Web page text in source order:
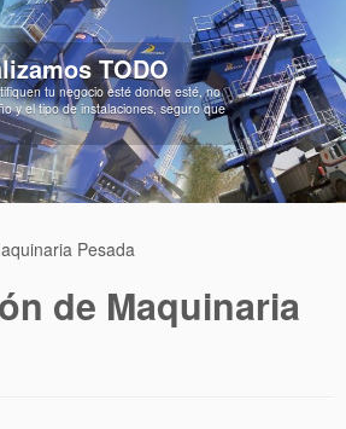
TODO
tu negocio esté donde esté, no
y el tipo de instalaciones, seguro que
Pesada
de Maquinaria